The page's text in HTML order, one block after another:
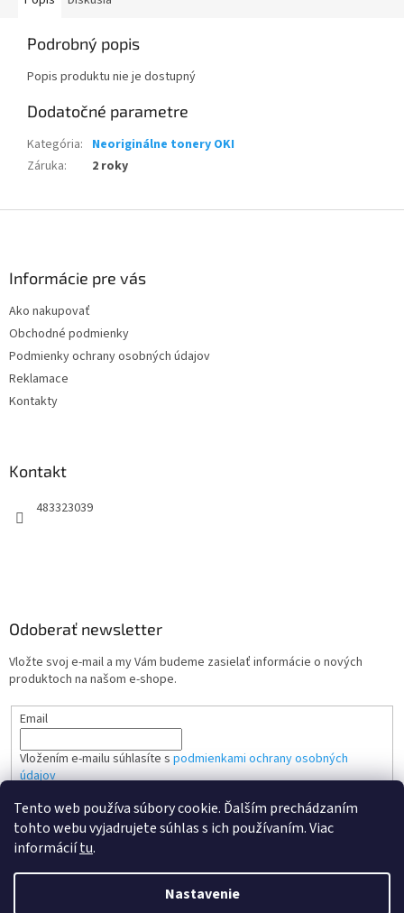
Tento web používa súbory cookie. Ďalším prechádzaním
tohto webu vyjadrujete súhlas s ich používaním. Viac
informáciítu.
Nastavenie
Podrobný popis
Popis produktu nie je dostupný
Dodatočné parametre
Kategória: Neoriginálne tonery OKI
Záruka: 2 roky
Informácie pre vás
Ako nakupovať
Obchodné podmienky
Podmienky ochrany osobných údajov
Reklamace
Kontakty
Kontakt
483323039
Odoberať newsletter
Vložte svoj e-mail a my Vám budeme zasielať informácie o nových
produktoch na našom e-shope.
Email
Vložením e-mailu súhlasíte s podmienkami ochrany osobných
údajov
PRIHLÁSIŤ SA
Vytvoril Shoptet